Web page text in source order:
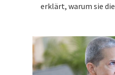
erklärt, warum sie